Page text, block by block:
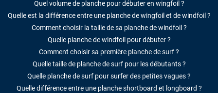
Quel volume de planche pour débuter en wingfoil ?
Quelle est la différence entre une planche de wingfoil et de windfoil ?
Comment choisir la taille de sa planche de windfoil ?
Quelle planche de windfoil pour débuter ?
Comment choisir sa première planche de surf ?
Quelle taille de planche de surf pour les débutants ?
Quelle planche de surf pour surfer des petites vagues ?
Quelle différence entre une planche shortboard et longboard ?